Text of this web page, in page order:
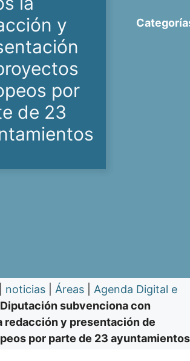
y
por
de 23
noticias Áreas
Agenda Digital e
Diputación subvenciona con
redacción y presentación de
por parte de 23 ayuntamientos